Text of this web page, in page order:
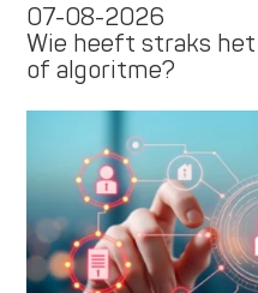
07-08-2026
Wie heeft straks
of algoritme?